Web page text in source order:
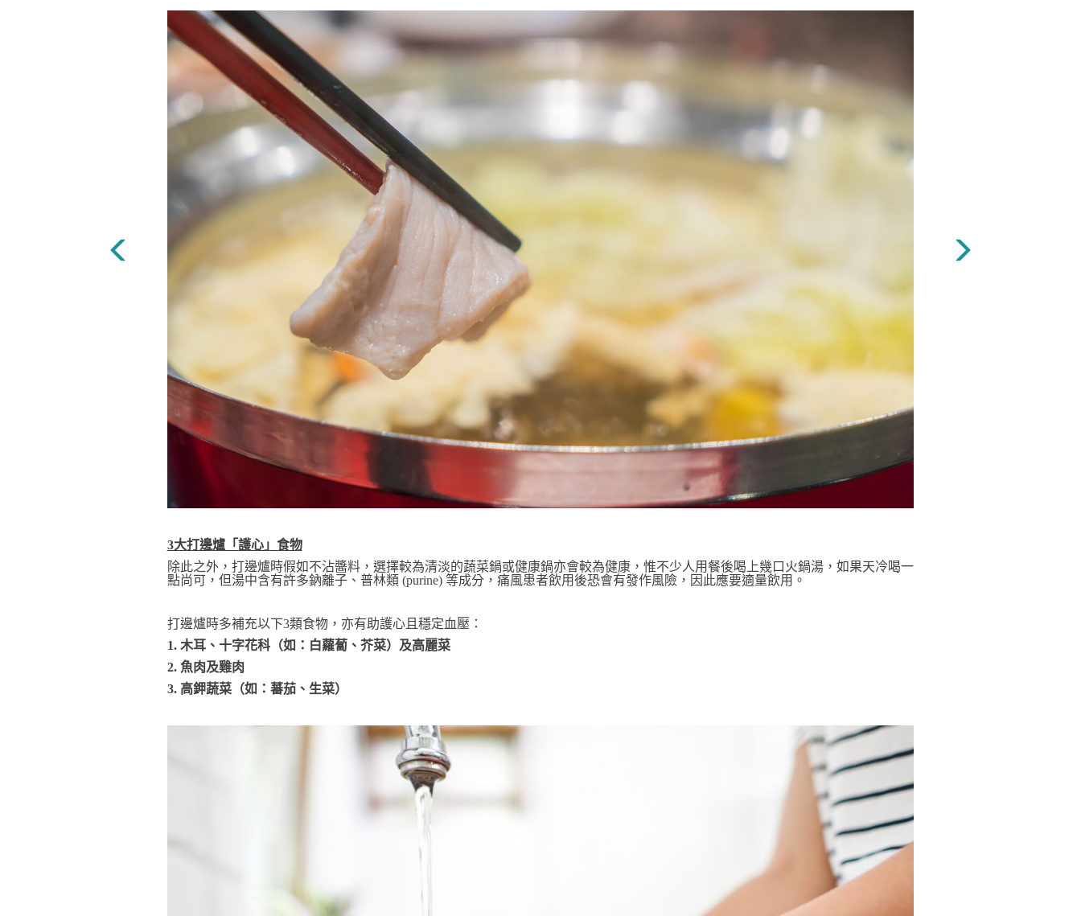
3大打邊爐「護心」食物
除此之外，打邊爐時假如不沾醬料，選擇較為清淡的蔬菜鍋或健康鍋亦會較為健康，惟不少人用餐後喝上幾口火鍋湯，如果天冷喝一
點尚可，但湯中含有許多鈉離子、普林類 (purine) 等成分，痛風患者飲用後恐會有發作風險，因此應要適量飲用。
打邊爐時多補充以下3類食物，亦有助護心且穩定血壓：
1. 木耳、十字花科（如：白蘿蔔、芥菜）及高麗菜
2. 魚肉及雞肉
3. 高鉀蔬菜（如：蕃茄、生菜）